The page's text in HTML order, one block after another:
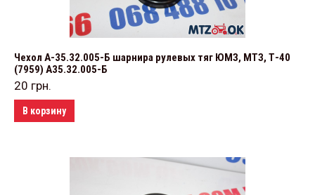
Чехол А-35.32.005-Б шарнира рулевых тяг ЮМЗ, МТЗ, Т-40
(7959) А35.32.005-Б
20 грн.
В корзину